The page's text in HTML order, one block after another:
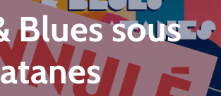
Blues sous